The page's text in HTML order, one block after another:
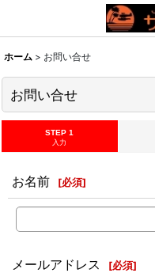
ホーム > お問い合せ
お問い合せ
STEP 1
入力
お名前 [必須]
メールアドレス [必須]